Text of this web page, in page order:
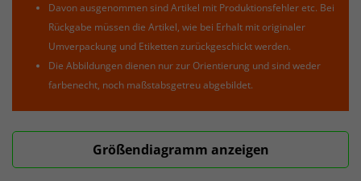
Davon ausgenommen sind Artikel mit Produktionsfehler etc. Bei
Rückgabe müssen die Artikel, wie bei Erhalt mit originaler
Umverpackung und Etiketten zurückgeschickt werden.
Die Abbildungen dienen nur zur Orientierung und sind weder
farbenecht, noch maßstabsgetreu abgebildet.
Größendiagramm anzeigen